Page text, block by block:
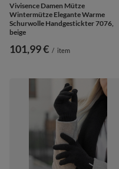
Vivisence Damen Mütze
Wintermütze Elegante Warme
Schurwolle Handgestickter 7076,
beige
101,99 € / item